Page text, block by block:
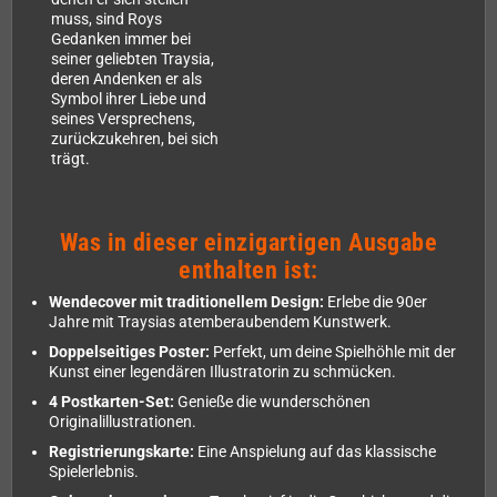
muss, sind Roys
Gedanken immer bei
seiner geliebten Traysia,
deren Andenken er als
Symbol ihrer Liebe und
seines Versprechens,
zurückzukehren, bei sich
trägt.
Was in dieser einzigartigen Ausgabe
enthalten ist:
Wendecover mit traditionellem Design: Erlebe die 90er
Jahre mit Traysias atemberaubendem Kunstwerk.
Doppelseitiges Poster: Perfekt, um deine Spielhöhle mit der
Kunst einer legendären Illustratorin zu schmücken.
4 Postkarten-Set: Genieße die wunderschönen
Originalillustrationen.
Registrierungskarte: Eine Anspielung auf das klassische
Spielerlebnis.